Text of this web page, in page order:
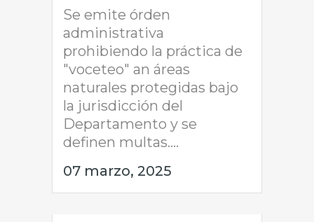
Se emite órden
administrativa
prohibiendo la práctica de
"voceteo" an áreas
naturales protegidas bajo
la jurisdicción del
Departamento y se
definen multas....
07 marzo, 2025